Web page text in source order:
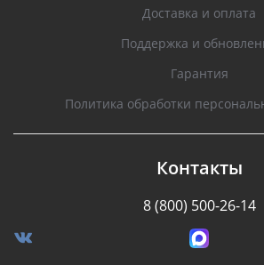
Доставка и оплата
Поддержка и
Гарантия
Политика обработки
Контакты
8 (800) 500-26-14